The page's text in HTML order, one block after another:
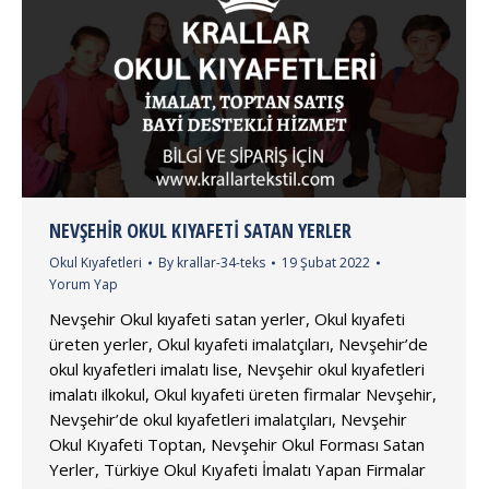
NEVŞEHIR OKUL KIYAFETI SATAN YERLER
Okul Kıyafetleri By krallar-34-teks
19 Şubat 2022
Yorum Yap
Nevşehir Okul kıyafeti satan yerler, Okul kıyafeti
üreten yerler, Okul kıyafeti imalatçıları, Nevşehir’de
okul kıyafetleri imalatı lise, Nevşehir okul kıyafetleri
imalatı ilkokul, Okul kıyafeti üreten firmalar Nevşehir,
Nevşehir’de okul kıyafetleri imalatçıları, Nevşehir
Okul Kıyafeti Toptan, Nevşehir Okul Forması Satan
Yerler, Türkiye Okul Kıyafeti İmalatı Yapan Firmalar